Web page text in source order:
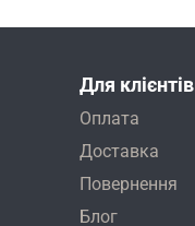
Для клієнтів
Оплата
Доставка
Повернення
Блог